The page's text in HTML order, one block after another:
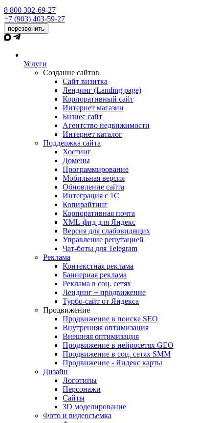
8 800 302-69-27
+7 (903) 403-59-27
перезвонить
Услуги
Создание сайтов
Сайт визитка
Лендинг (Landing page)
Корпоративный сайт
Интернет магазин
Бизнес сайт
Агентство недвижимости
Интернет каталог
Поддержка сайта
Хостинг
Домены
Программирование
Мобильная версия
Обновление сайта
Интеграция с 1С
Копирайтинг
Корпоративная почта
XML-фид для Яндекс
Версия для слабовидящих
Управление репутацией
Чат-боты для Telegram
Реклама
Контекстная реклама
Баннерная реклама
Реклама в соц. сетях
Лендинг + продвижение
Турбо-сайт от Яндекса
Продвижение
Продвижение в поиске SEO
Внутренняя оптимизация
Внешняя оптимизация
Продвижение в нейросетях GEO
Продвижение в соц. сетях SMM
Продвижение - Яндекс карты
Дизайн
Логотипы
Персонажи
Сайты
3D моделирование
Фото и видеосъемка